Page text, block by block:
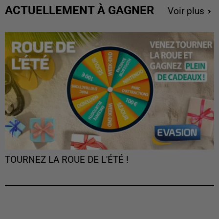
ACTUELLEMENT À GAGNER Voir plus
TOURNEZ LA ROUE DE L'ÉTÉ !